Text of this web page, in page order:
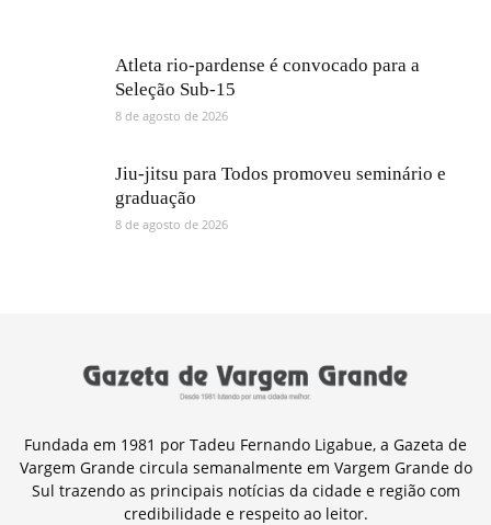
Atleta rio-pardense é convocado para a
Seleção Sub-15
8 de agosto de 2026
Jiu-jitsu para Todos promoveu seminário e
graduação
8 de agosto de 2026
Fundada em 1981 por Tadeu Fernando Ligabue, a Gazeta de
Vargem Grande circula semanalmente em Vargem Grande do
Sul trazendo as principais notícias da cidade e região com
credibilidade e respeito ao leitor.